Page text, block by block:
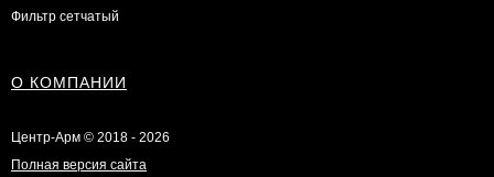
Фильтр сетчатый
О КОМПАНИИ
Центр-Арм © 2018 - 2026
Полная версия сайта